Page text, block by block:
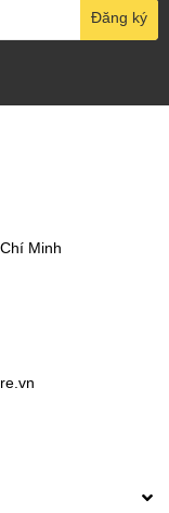
Đăng ký
Minh